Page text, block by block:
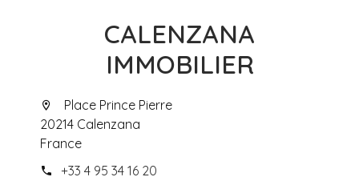
CALENZANA
IMMOBILIER
Place Prince Pierre
20214 Calenzana
France
+33 4 95 34 16 20